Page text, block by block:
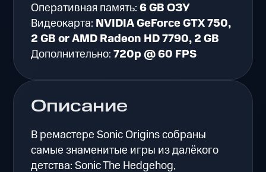
Описание
В ремастере Sonic Origins собраны
самые знаменитые игры из далёкого
детства: Sonic The Hedgehog,
Оперативная память:6 GB ОЗУ
Видеокарта: NVIDIA GeForce GTX 750,
2 GB or AMD Radeon HD 7790, 2 GB
Дополнительно:720p @ 60 FPS